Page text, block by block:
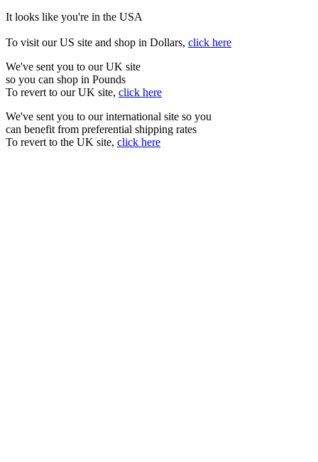
It looks like you're in the USA
To visit our US site and shop in Dollars, click here
We've sent you to our UK site
so you can shop in Pounds
To revert to our UK site, click here
We've sent you to our international site so you
can benefit from preferential shipping rates
To revert to the UK site, click here